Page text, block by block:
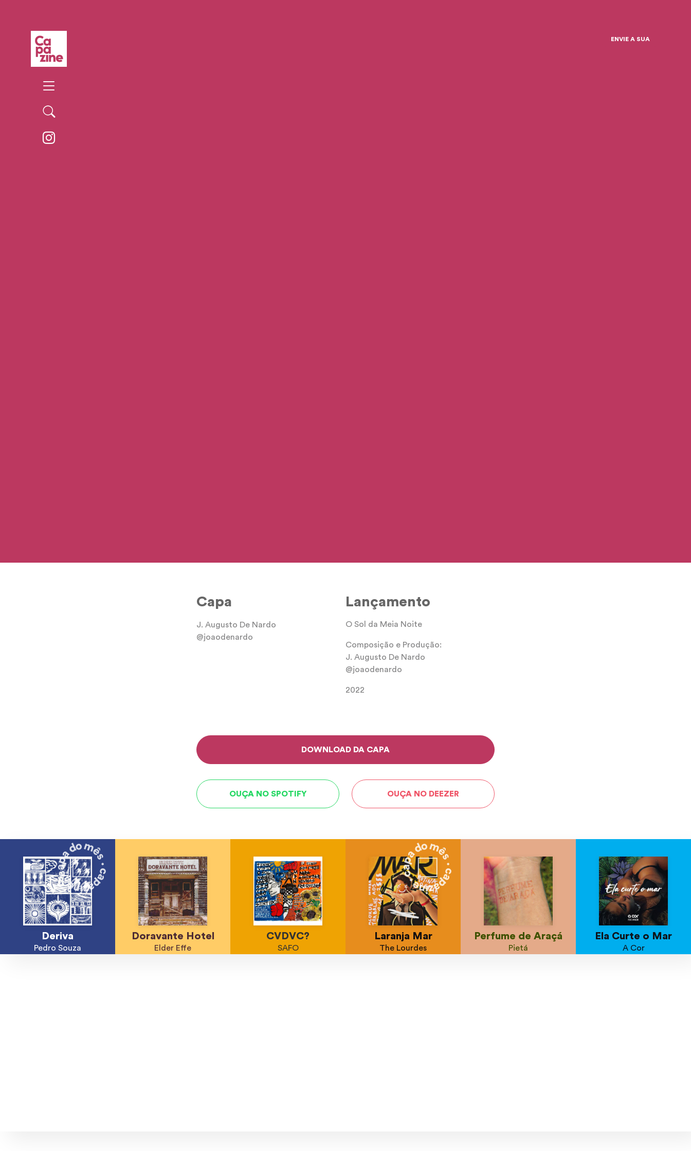
ENVIE A SUA
Capa
J. Augusto De Nardo
@joaodenardo
Lançamento
O Sol da Meia Noite
Composição e Produção:
J. Augusto De Nardo
@joaodenardo
2022
DOWNLOAD DA CAPA
OUÇA NO SPOTIFY OUÇA NO DEEZER
Deriva
Pedro Souza
Doravante Hotel
Elder Effe
CVDVC?
SAFO
Laranja Mar
The Lourdes
Perfume de Araçá
Pietá
Ela Curte o Mar
A Cor